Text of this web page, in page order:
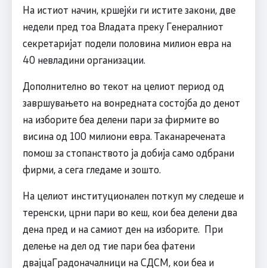
На истиот начин, кршејќи ги истите закони, две
недели пред тоа Владата преку Генералниот
секретаријат подели половина милион евра на
40 невладини организации.
Дополнително во текот на целиот период од
завршувањето на вонредната состојба до денот
на изборите беа делени пари за фирмите во
висина од 100 милиони евра. Таканаречената
помош за стопанството ја добија само одбрани
фирми, а сега гледаме и зошто.
На целиот институционален поткуп му следеше и
теренски, црни пари во кеш, кои беа делени два
дена пред и на самиот ден на изборите. При
делење на дел од тие пари беа фатени
двајцаГрадоначалници на СДСМ, кои беа и